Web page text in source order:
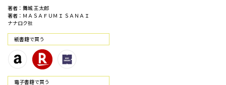
著者：舞城 王太郎
著者：ＭＡＳＡＦＵＭＩ ＳＡＮＡＩ
ナナロク社
紙書籍で買う
電⼦書籍で買う